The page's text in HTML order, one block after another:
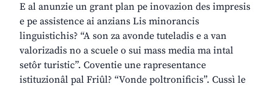
E al anunzie un grant plan pe inovazion des impresis
e pe assistence ai anzians Lis minorancis
linguistichis? “A son za avonde tuteladis e a van
valorizadis no a scuele o sui mass media ma intal
setôr turistic”. Coventie une rapresentance
istituzionâl pal Friûl? “Vonde poltronificis”. Cussì le